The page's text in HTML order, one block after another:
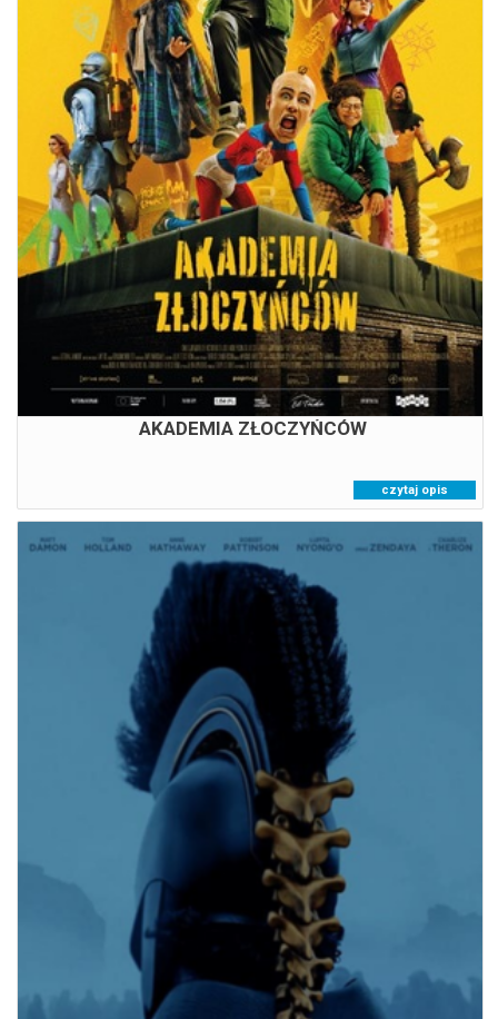
AKADEMIA ZŁOCZYŃCÓW
08.08.2026
15:00
czytaj opis
ODYSEJA
08.08.2026